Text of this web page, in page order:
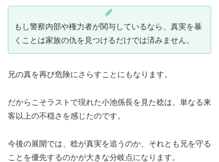
もし警察内部や権力者が関与しているなら、真実を暴
くことは家族の仇を見つけるだけでは済みません。
兄の真を再び危険にさらすことにもなります。
だからこそラストで現れた小池係長を見た稔は、単なる来
客以上の不穏さを感じたのです。
今後の展開では、稔が真実を追うのか、それとも兄を守る
ことを優先するのかが大きな分岐点になります。